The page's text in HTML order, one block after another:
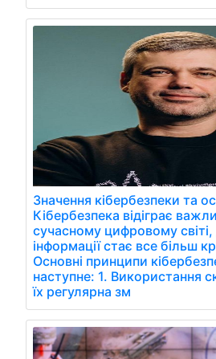
Значення кібербезпеки та
Кібербезпека відіграє
сучасному цифровому світі,
інформації стає все більш
Основні принципи
наступне: 1. Використання
їх регулярна зм